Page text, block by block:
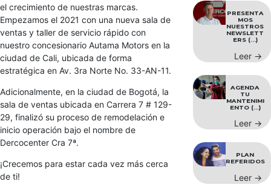
el crecimiento de nuestras marcas.
Empezamos el 2021 con una nueva sala de
ventas y taller de servicio rápido con
nuestro concesionario Autama Motors en la
ciudad de Cali, ubicada de forma
estratégica en Av. 3ra Norte No. 33-AN-11.
Adicionalmente, en la ciudad de Bogotá, la
sala de ventas ubicada en Carrera 7 # 129-
29, finalizó su proceso de remodelación e
inicio operación bajo el nombre de
Dercocenter Cra 7ª.
¡Crecemos para estar cada vez más cerca
de ti!
PRESENTA
MOS
NUESTROS
NEWSLETT
ERS (...)
Leer →
AGENDA
TU
MANTENIMI
ENTO (...)
Leer →
PLAN
REFERIDOS
Leer →